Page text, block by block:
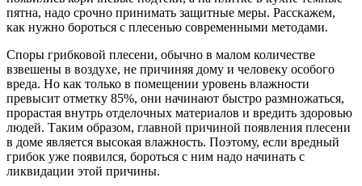
пятна, надо срочно принимать защитные меры. Расскажем,
как нужно бороться с плесенью современными методами.
Споры грибковой плесени, обычно в малом количестве
взвешены в воздухе, не причиняя дому и человеку особого
вреда. Но как только в помещении уровень влажности
превысит отметку 85%, они начинают быстро размножаться,
прорастая внутрь отделочных материалов и вредить здоровью
людей. Таким образом, главной причиной появления плесени
в доме является высокая влажность. Поэтому, если вредный
грибок уже появился, бороться с ним надо начинать с
ликвидации этой причины.